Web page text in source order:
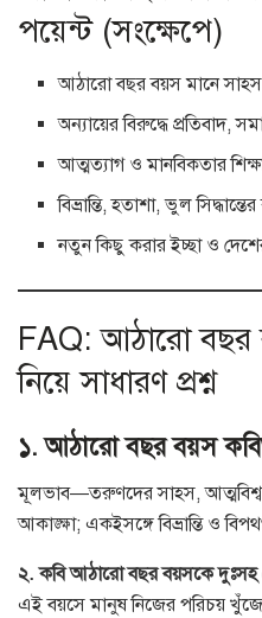
পয়েন্ট (সংক্ষেপে)
আঠারো বছর বয়স মানে সাহস,
অন্যায়ের বিরুদ্ধে প্রতিবাদ,
আত্মত্যাগ ও মানবিকতার
বিভ্রান্তি, হতাশা, ভুল
নতুন কিছু করার ইচ্ছা ও
FAQ: আঠারো বছর
নিয়ে সাধারণ প্রশ্ন
১. আঠারো বছর বয়স
মূলভাব—তরুণদের সাহস,
আকাঙ্ক্ষা; একইসঙ্গে বিভ্রান্তি ও
২. কবি আঠারো বছর বয়সকে দুঃসহ
এই বয়সে মানুষ নিজের পরিচয় খুঁজে